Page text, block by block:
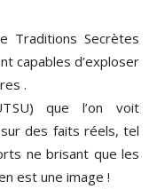
Traditions Secrètes
capables d’exploser
.
que l’on voit
des faits réels, tel
ne brisant que les
est une image !